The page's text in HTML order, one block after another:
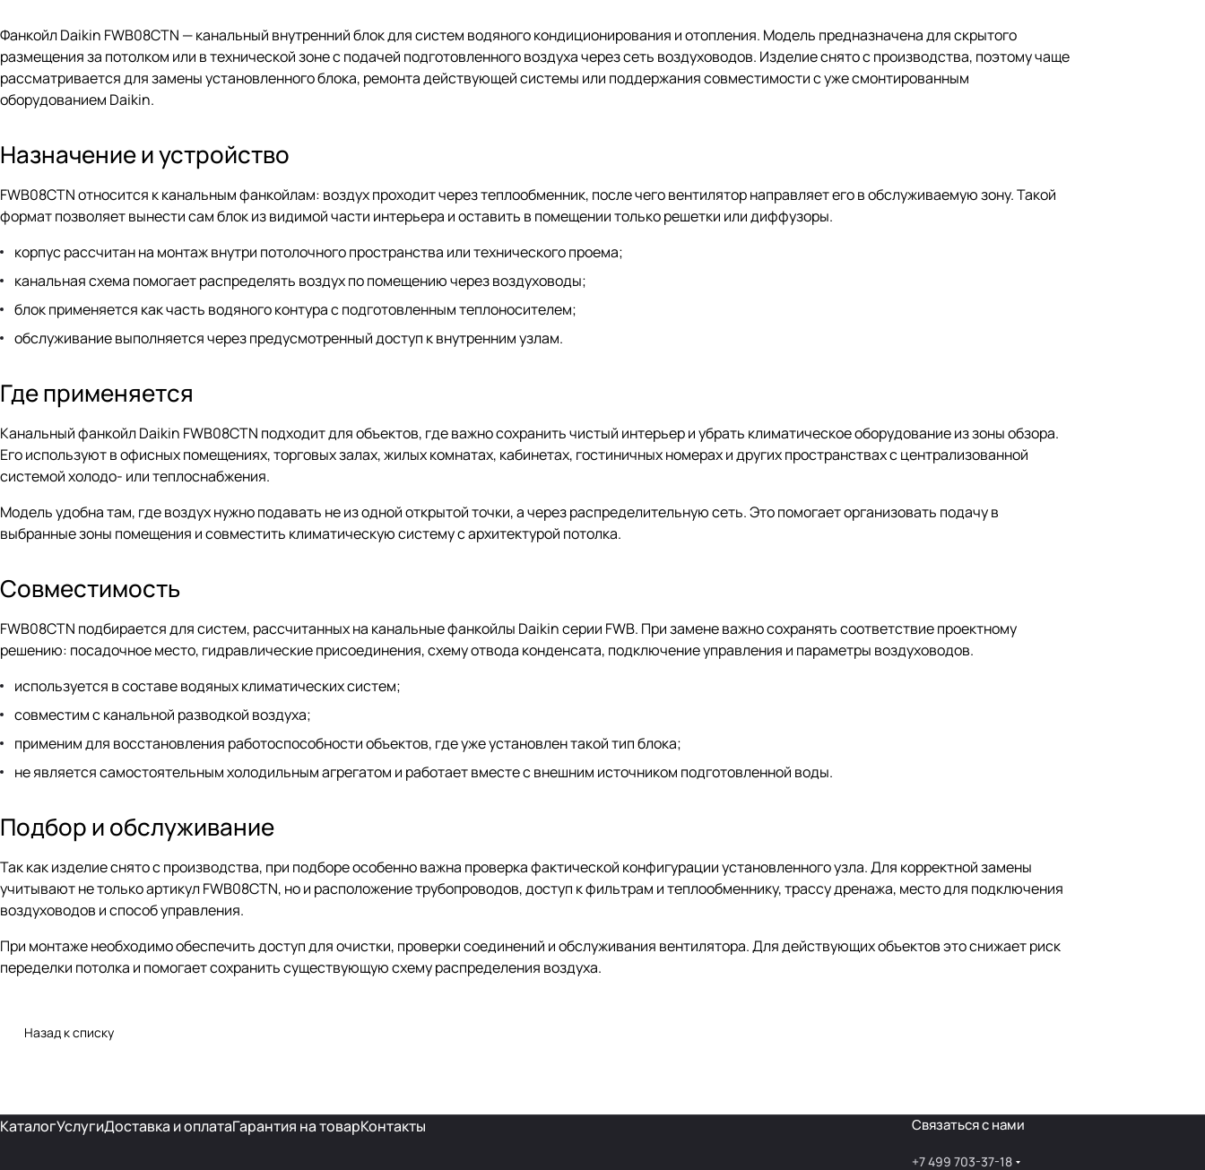
Фанкойл Daikin FWB08CTN — канальный внутренний блок для систем водяного кондиционирования и отопления. Модель предназначена для скрытого
размещения за потолком или в технической зоне с подачей подготовленного воздуха через сеть воздуховодов. Изделие снято с производства, поэтому чаще
рассматривается для замены установленного блока, ремонта действующей системы или поддержания совместимости с уже смонтированным
оборудованием Daikin.
Назначение и устройство
FWB08CTN относится к канальным фанкойлам: воздух проходит через теплообменник, после чего вентилятор направляет его в обслуживаемую зону. Такой
формат позволяет вынести сам блок из видимой части интерьера и оставить в помещении только решетки или диффузоры.
корпус рассчитан на монтаж внутри потолочного пространства или технического проема;
канальная схема помогает распределять воздух по помещению через воздуховоды;
блок применяется как часть водяного контура с подготовленным теплоносителем;
обслуживание выполняется через предусмотренный доступ к внутренним узлам.
Где применяется
Канальный фанкойл Daikin FWB08CTN подходит для объектов, где важно сохранить чистый интерьер и убрать климатическое оборудование из зоны обзора.
Его используют в офисных помещениях, торговых залах, жилых комнатах, кабинетах, гостиничных номерах и других пространствах с централизованной
системой холодо- или теплоснабжения.
Модель удобна там, где воздух нужно подавать не из одной открытой точки, а через распределительную сеть. Это помогает организовать подачу в
выбранные зоны помещения и совместить климатическую систему с архитектурой потолка.
Совместимость
FWB08CTN подбирается для систем, рассчитанных на канальные фанкойлы Daikin серии FWB. При замене важно сохранять соответствие проектному
решению: посадочное место, гидравлические присоединения, схему отвода конденсата, подключение управления и параметры воздуховодов.
используется в составе водяных климатических систем;
совместим с канальной разводкой воздуха;
применим для восстановления работоспособности объектов, где уже установлен такой тип блока;
не является самостоятельным холодильным агрегатом и работает вместе с внешним источником подготовленной воды.
Подбор и обслуживание
Так как изделие снято с производства, при подборе особенно важна проверка фактической конфигурации установленного узла. Для корректной замены
учитывают не только артикул FWB08CTN, но и расположение трубопроводов, доступ к фильтрам и теплообменнику, трассу дренажа, место для подключения
воздуховодов и способ управления.
При монтаже необходимо обеспечить доступ для очистки, проверки соединений и обслуживания вентилятора. Для действующих объектов это снижает риск
переделки потолка и помогает сохранить существующую схему распределения воздуха.
Назад к списку
КаталогУслугиДоставка и оплатаГарантия на товарКонтакты Связаться с нами
+7 499 703-37-18